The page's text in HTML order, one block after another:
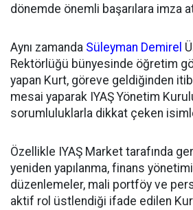
dönemde önemli başarılara imza
Aynı zamanda Süleyman Demirel
Rektörlüğü bünyesinde öğretim
yapan Kurt, göreve geldiğinden
mesai yaparak IYAŞ Yönetim
sorumluluklarla dikkat çeken
Özellikle IYAŞ Market tarafında
yeniden yapılanma, finans
düzenlemeler, mali portföy ve
aktif rol üstlendiği ifade edilen